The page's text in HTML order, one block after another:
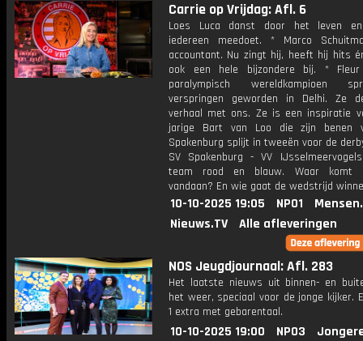
Carrie op Vrijdag: Afl. 6
Loes Luca danst door het leven
iedereen meedoet. * Marco
accountant. Nu zingt hij, heeft hij hits
ook een hele bijzondere bij. *
paralympisch wereldkampioen
verspringen geworden in Delhi. Ze
verhaal met ons. Ze is een inspiratie
jarige Bart van Loo die zijn benen
Spakenburg splijt in tweeën voor de
SV Spakenburg - VV
team rood en blauw. Waar komt
vandaan? En wie gaat de wedstrijd
10-10-2025 19:05 NPO1
Nieuws.TV
Alle afleveringen
NOS Jeugdjournaal: Afl. 283
Het laatste nieuws uit binnen- en
het weer, speciaal voor de jonge kijker.
1 extra met gebarentaal.
10-10-2025 19:00 NPO3